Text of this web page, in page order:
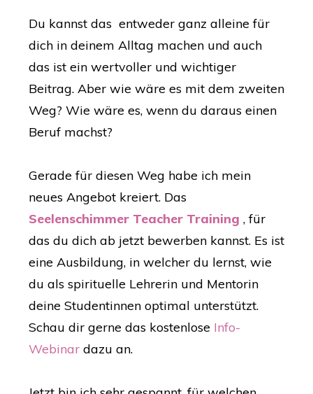
Du kannst das entweder ganz alleine für
dich in deinem Alltag machen und auch
das ist ein wertvoller und wichtiger
Beitrag. Aber wie wäre es mit dem zweiten
Weg? Wie wäre es, wenn du daraus einen
Beruf machst?
Gerade für diesen Weg habe ich mein
neues Angebot kreiert. Das
Seelenschimmer Teacher Training , für
das du dich ab jetzt bewerben kannst. Es ist
eine Ausbildung, in welcher du lernst, wie
du als spirituelle Lehrerin und Mentorin
deine Studentinnen optimal unterstützt.
Schau dir gerne das kostenlose Info-
Webinar dazu an.